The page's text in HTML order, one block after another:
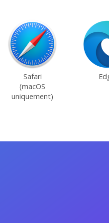
Safari
(macOS
uniquement)